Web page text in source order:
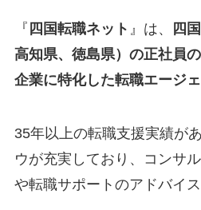
『 四国転職ネット 』は、
四
高知県、徳島県）の正社員
企業に特化した転職エージ
35年以上の転職支援実績が
ウが充実しており、コンサ
や転職サポートのアドバイ